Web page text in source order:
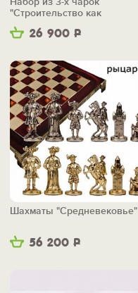
26 900 Р
"Строительство как
искусство"
56 200 Р
Шахматы "Средневековье"